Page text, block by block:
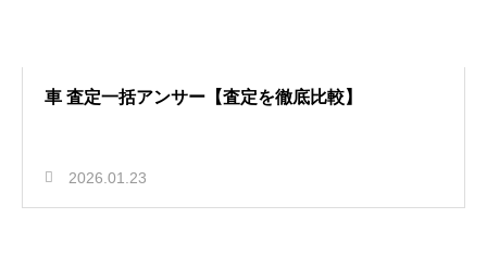
車 査定一括アンサー【査定を徹底比較】
2026.01.23